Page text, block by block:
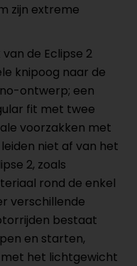
zijn extreme
de Eclipse 2
knipoog naar de
ontwerp; een
fit met twee
voorzakken met
niet af van het
2, zoals
rond de enkel
verschillende
bestaat
en starten,
het lichtgewicht